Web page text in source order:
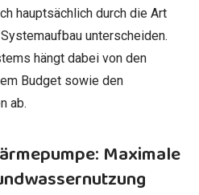
hauptsächlich durch die Art
unterscheiden.
hängt dabei von den
Budget sowie den
ab.
Maximale